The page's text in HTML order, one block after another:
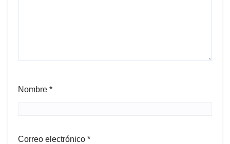
Nombre *
Correo electrónico *